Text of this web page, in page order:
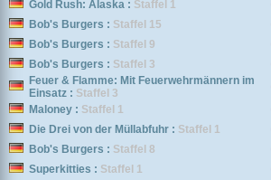
Gold Rush: Alaska : Staffel 1
Bob's Burgers : Staffel 15
Bob's Burgers : Staffel 9
Bob's Burgers : Staffel 3
Feuer & Flamme: Mit Feuerwehrmännern im
Einsatz : Staffel 3
Maloney : Staffel 1
Die Drei von der Müllabfuhr : Staffel 1
Bob's Burgers : Staffel 8
Superkitties : Staffel 1